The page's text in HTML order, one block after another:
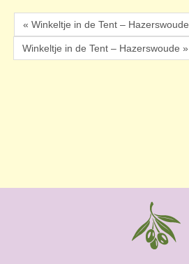
« Winkeltje in de Tent – Hazerswoude
Winkeltje in de Tent – Hazerswoude »